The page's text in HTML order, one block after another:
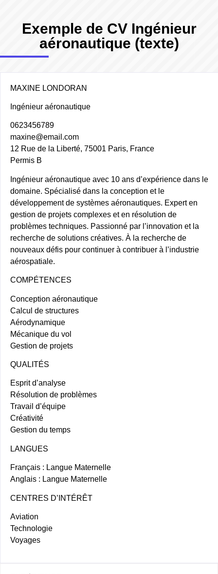
Exemple de CV Ingénieur
aéronautique (texte)
MAXINE LONDORAN
Ingénieur aéronautique
0623456789
maxine@email.com
12 Rue de la Liberté, 75001 Paris, France
Permis B
Ingénieur aéronautique avec 10 ans d’expérience dans le
domaine. Spécialisé dans la conception et le
développement de systèmes aéronautiques. Expert en
gestion de projets complexes et en résolution de
problèmes techniques. Passionné par l’innovation et la
recherche de solutions créatives. À la recherche de
nouveaux défis pour continuer à contribuer à l’industrie
aérospatiale.
COMPÉTENCES
Conception aéronautique
Calcul de structures
Aérodynamique
Mécanique du vol
Gestion de projets
QUALITÉS
Esprit d’analyse
Résolution de problèmes
Travail d’équipe
Créativité
Gestion du temps
LANGUES
Français : Langue Maternelle
Anglais : Langue Maternelle
CENTRES D’INTÉRÊT
Aviation
Technologie
Voyages